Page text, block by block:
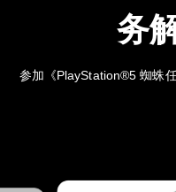
务
参加《PlayStation®5 蜘蛛